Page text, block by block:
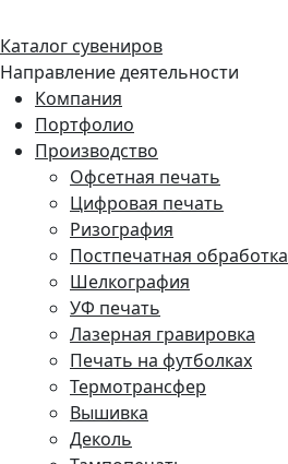
Каталог сувениров
Направление деятельности
Компания
Портфолио
Производство
Офсетная печать
Цифровая печать
Ризография
Постпечатная обработка
Шелкография
УФ печать
Лазерная гравировка
Печать на футболках
Термотрансфер
Вышивка
Деколь